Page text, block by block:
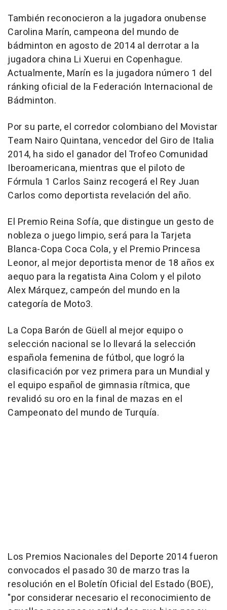
También reconocieron a la jugadora onubense
Carolina Marín, campeona del mundo de
bádminton en agosto de 2014 al derrotar a la
jugadora china Li Xuerui en Copenhague.
Actualmente, Marín es la jugadora número 1 del
ránking oficial de la Federación Internacional de
Bádminton.
Por su parte, el corredor colombiano del Movistar
Team Nairo Quintana, vencedor del Giro de Italia
2014, ha sido el ganador del Trofeo Comunidad
Iberoamericana, mientras que el piloto de
Fórmula 1 Carlos Sainz recogerá el Rey Juan
Carlos como deportista revelación del año.
El Premio Reina Sofía, que distingue un gesto de
nobleza o juego limpio, será para la Tarjeta
Blanca-Copa Coca Cola, y el Premio Princesa
Leonor, al mejor deportista menor de 18 años ex
aequo para la regatista Aina Colom y el piloto
Alex Márquez, campeón del mundo en la
categoría de Moto3.
La Copa Barón de Güell al mejor equipo o
selección nacional se lo llevará la selección
española femenina de fútbol, que logró la
clasificación por vez primera para un Mundial y
el equipo español de gimnasia rítmica, que
revalidó su oro en la final de mazas en el
Campeonato del mundo de Turquía.
Los Premios Nacionales del Deporte 2014 fueron
convocados el pasado 30 de marzo tras la
resolución en el Boletín Oficial del Estado (BOE),
"por considerar necesario el reconocimiento de